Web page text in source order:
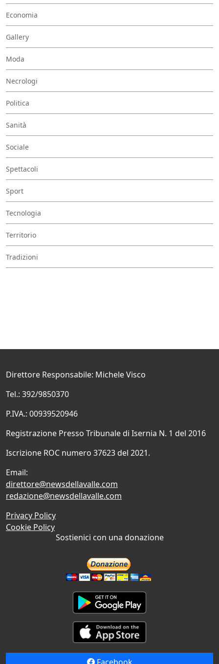
Economia
Gallery
Moda
Necrologi
Politica
Sanità
Sociale
Spettacoli
Sport
Tecnologia
Territorio
Tradizioni
Direttore Responsabile: Michele Visco
Tel.: 392/9850370
P.IVA.: 00939520946
Registrazione Presso Tribunale di Isernia N. 1 del 2016
Iscrizione ROC numero 37623 del 2021.
Email:
direttore@newsdellavalle.com
redazione@newsdellavalle.com
Privacy Policy
Cookie Policy
Sostienici con una donazione